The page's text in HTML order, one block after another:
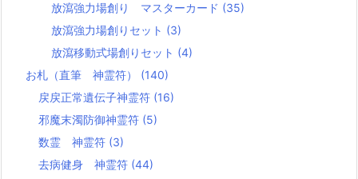
放瀉強力場創り マスターカード (35)
放瀉強力場創りセット (3)
放瀉移動式場創りセット (4)
お札（直筆 神霊符） (140)
戻戻正常遺伝子神霊符 (16)
邪魔末濁防御神霊符 (5)
数霊 神霊符 (3)
去病健身 神霊符 (44)